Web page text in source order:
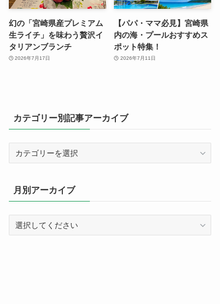
幻の「宮崎県産プレミアム
生ライチ」を味わう贅沢イ
タリアンブランチ
2026年7月17日
【パパ・ママ必見】宮崎県
内の海・プールおすすめス
ポット特集！
2026年7月11日
カテゴリー別記事アーカイブ
リ
ー
記
事
月別アーカイブ